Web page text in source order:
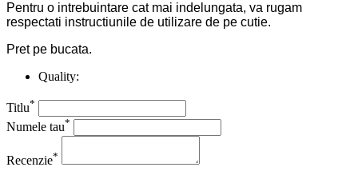
Pentru o intrebuintare cat mai indelungata, va rugam
respectati instructiunile de utilizare de pe cutie.
Pret pe bucata.
Quality:
Titlu*
Numele tau*
Recenzie*